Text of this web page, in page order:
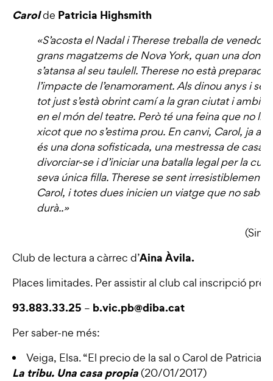
Carolde Patricia Highsmith
«S’acosta el Nadal i Therese treballa de
grans magatzems de Nova York, quan una dona
s’atansa al seu taulell. Therese no està preparada
l’impacte de l’enamorament. Als dinou anys i
tot just s’està obrint camí a la gran ciutat i
en el món del teatre. Però té una feina que no li
xicot que no s’estima prou. En canvi, Carol, ja a
és una dona sofisticada, una mestressa de casa
divorciar-se i d’iniciar una batalla legal per la
seva única filla. Therese se sent irresistiblement
Carol, i totes dues inicien un viatge que no
durà..»
Club de lectura a càrrec d’Aina Àvila.
Places limitades. Per assistir al club cal inscripció
93.883.33.25 – b.vic.pb@diba.cat
Per saber-ne més:
Veiga, Elsa.“El precio de la sal o Carol de Patricia
La tribu. Una casa propia(20/01/2017)